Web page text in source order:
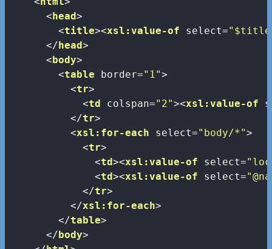
<head>
<title><xsl:value-of select=
</head>
<body>
<table border="1">
<tr>
<td colspan="2"><xsl:value-of
</tr>
<xsl:for-each select="body/*">
<tr>
<td><xsl:value-of select=
<td><xsl:value-of select=
</tr>
</xsl:for-each>
</table>
</body>